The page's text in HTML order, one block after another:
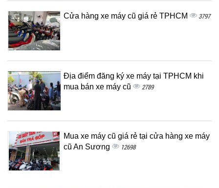
Cửa hàng xe máy cũ giá rẻ TPHCM 3797
Địa điểm đăng ký xe máy tại TPHCM khi
mua bán xe máy cũ
2789
Mua xe máy cũ giá rẻ tại cửa hàng xe máy
cũ An Sương
12698